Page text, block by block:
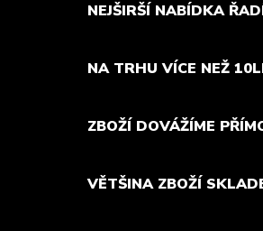
NEJŠIRŠÍ NABÍDKA
NA TRHU VÍCE NEŽ
ZBOŽÍ DOVÁŽÍME
VĚTŠINA ZBOŽÍ